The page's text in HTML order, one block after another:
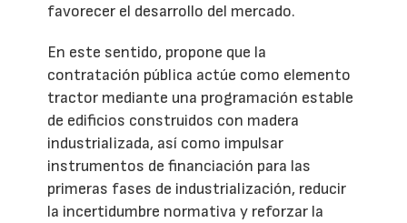
favorecer el desarrollo del mercado.
En este sentido, propone que la
contratación pública actúe como elemento
tractor mediante una programación estable
de edificios construidos con madera
industrializada, así como impulsar
instrumentos de financiación para las
primeras fases de industrialización, reducir
la incertidumbre normativa y reforzar la